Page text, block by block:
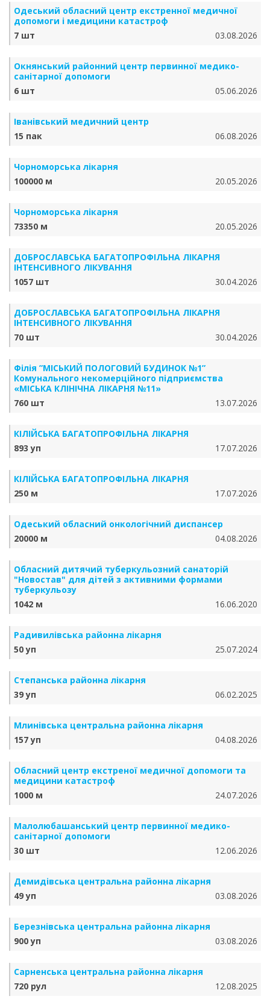
Одеський обласний центр екстренної медичної
допомоги і медицини катастроф
7 шт
03.08.2026
Окнянський районний центр первинної медико-
санітарної допомоги
6 шт
05.06.2026
Іванівський медичний центр
15 пак
06.08.2026
Чорноморська лікарня
100000 м
20.05.2026
Чорноморська лікарня
73350 м
20.05.2026
ДОБРОСЛАВСЬКА БАГАТОПРОФІЛЬНА ЛІКАРНЯ
ІНТЕНСИВНОГО ЛІКУВАННЯ
1057 шт
30.04.2026
ДОБРОСЛАВСЬКА БАГАТОПРОФІЛЬНА ЛІКАРНЯ
ІНТЕНСИВНОГО ЛІКУВАННЯ
70 шт
30.04.2026
Філія ”МІСЬКИЙ ПОЛОГОВИЙ БУДИНОК №1”
Комунального некомерційного підприємства
«МІСЬКА КЛІНІЧНА ЛІКАРНЯ №11»
760 шт
13.07.2026
КІЛІЙСЬКА БАГАТОПРОФІЛЬНА ЛІКАРНЯ
893 уп
17.07.2026
КІЛІЙСЬКА БАГАТОПРОФІЛЬНА ЛІКАРНЯ
250 м
17.07.2026
Одеський обласний онкологічний диспансер
20000 м
04.08.2026
Обласний дитячий туберкульозний санаторій
"Новостав" для дітей з активними формами
туберкульозу
1042 м
16.06.2020
Радивилівська районна лікарня
50 уп
25.07.2024
Степанська районна лікарня
39 уп
06.02.2025
Млинівська центральна районна лікарня
157 уп
04.08.2026
Обласний центр екстреної медичної допомоги та
медицини катастроф
1000 м
24.07.2026
Малолюбашанський центр первинної медико-
санітарної допомоги
30 шт
12.06.2026
Демидівська центральна районна лікарня
49 уп
03.08.2026
Березнівська центральна районна лікарня
900 уп
03.08.2026
Сарненська центральна районна лікарня
720 рул
12.08.2025